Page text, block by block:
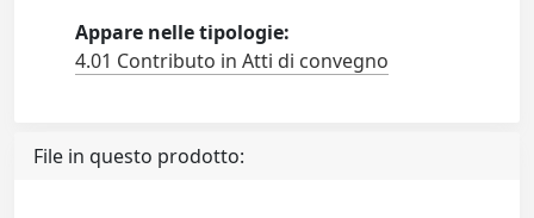
Appare nelle tipologie:
4.01 Contributo in Atti di convegno
File in questo prodotto: